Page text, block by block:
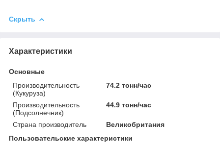
Скрыть
Характеристики
Основные
Производительность
(Кукуруза)
74.2 тонн/час
Производительность
(Подсолнечник)
44.9 тонн/час
Страна производитель
Великобритания
Пользовательские характеристики